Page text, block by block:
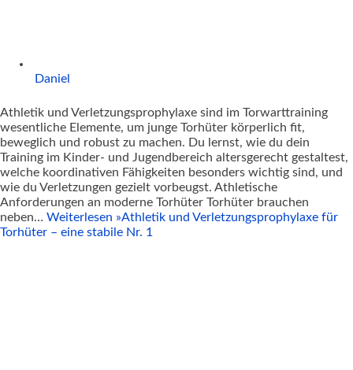
Daniel
Athletik und Verletzungsprophylaxe sind im Torwarttraining
wesentliche Elemente, um junge Torhüter körperlich fit,
beweglich und robust zu machen. Du lernst, wie du dein
Training im Kinder- und Jugendbereich altersgerecht gestaltest,
welche koordinativen Fähigkeiten besonders wichtig sind, und
wie du Verletzungen gezielt vorbeugst.​ Athletische
Anforderungen an moderne Torhüter Torhüter brauchen
neben… Weiterlesen »Athletik und Verletzungsprophylaxe für
Torhüter – eine stabile Nr. 1